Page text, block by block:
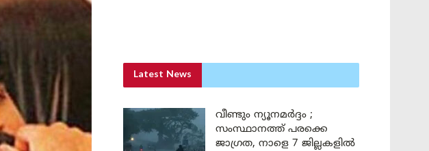
Latest News
വീണ്ടും ന്യൂനമർദ്ദം ;
സംസ്ഥാനത്ത് പരക്കെ
ജാഗ്രത, നാളെ 7 ജില്ലകളിൽ